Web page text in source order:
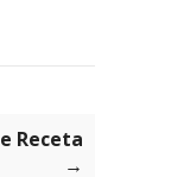
Receta
→